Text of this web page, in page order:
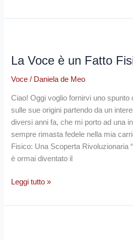
La Voce è un Fatto
Voce / Daniela de Meo
Ciao! Oggi voglio fornirvi uno spunto
sulle sue origini partendo da un
diversi anni fa, che mi porto ad una
sempre rimasta fedele nella mia
Fisico: Una Scoperta Rivoluzionaria
è ormai diventato il
Fatto
Fisico
Leggi tutto »